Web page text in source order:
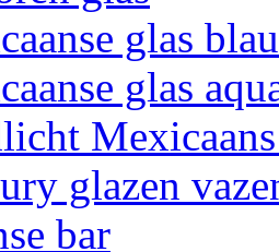
glas
glas
glazen
bar